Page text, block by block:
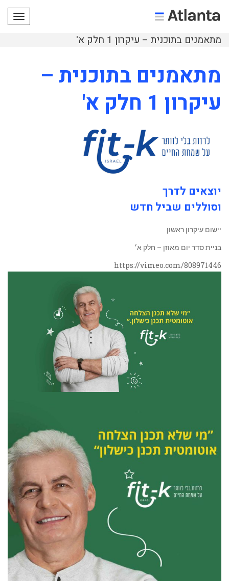
מתאמנים בתוכנית – עיקרון 1 חלק א'
מתאמנים בתוכנית –
עיקרון 1 חלק א'
יוצאים לדרך
וסוללים שביל חדש
יישום עיקרון ראשון
בניית סדר יום מאוזן – חלק א׳
https://vimeo.com/808971446